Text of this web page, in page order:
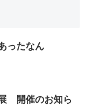
ったなん
開催のお知ら